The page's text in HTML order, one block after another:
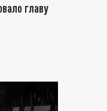
главу